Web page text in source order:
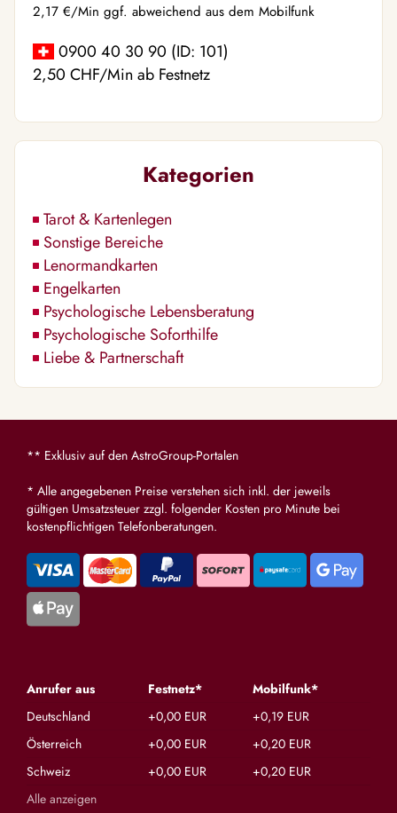
2,17 €/Min ggf. abweichend aus dem Mobilfunk
0900 40 30 90 (ID: 101)
2,50 CHF/Min ab Festnetz
Kategorien
Tarot & Kartenlegen
Sonstige Bereiche
Lenormandkarten
Engelkarten
Psychologische Lebensberatung
Psychologische Soforthilfe
Liebe & Partnerschaft
** Exklusiv auf den AstroGroup-Portalen
* Alle angegebenen Preise verstehen sich inkl. der jeweils
gültigen Umsatzsteuer zzgl. folgender Kosten pro Minute bei
kostenpflichtigen Telefonberatungen.
Anrufer aus Festnetz*
Mobilfunk*
Deutschland
+0,00 EUR
+0,19 EUR
Österreich
+0,00 EUR
+0,20 EUR
Schweiz
+0,00 EUR
+0,20 EUR
Alle anzeigen